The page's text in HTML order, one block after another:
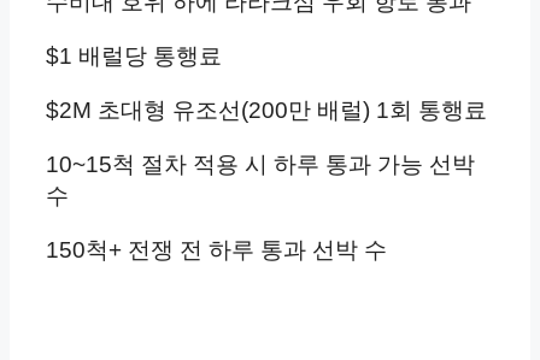
$1 배럴당 통행료
$2M 초대형 유조선(200만 배럴) 1회 통행료
10~15척 절차 적용 시 하루 통과 가능 선박
수
150척+ 전쟁 전 하루 통과 선박 수